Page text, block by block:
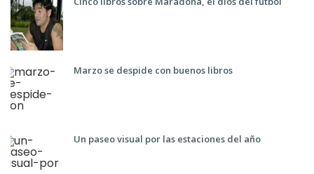
Marzo se despide con buenos libros
Un paseo visual por las estaciones del año